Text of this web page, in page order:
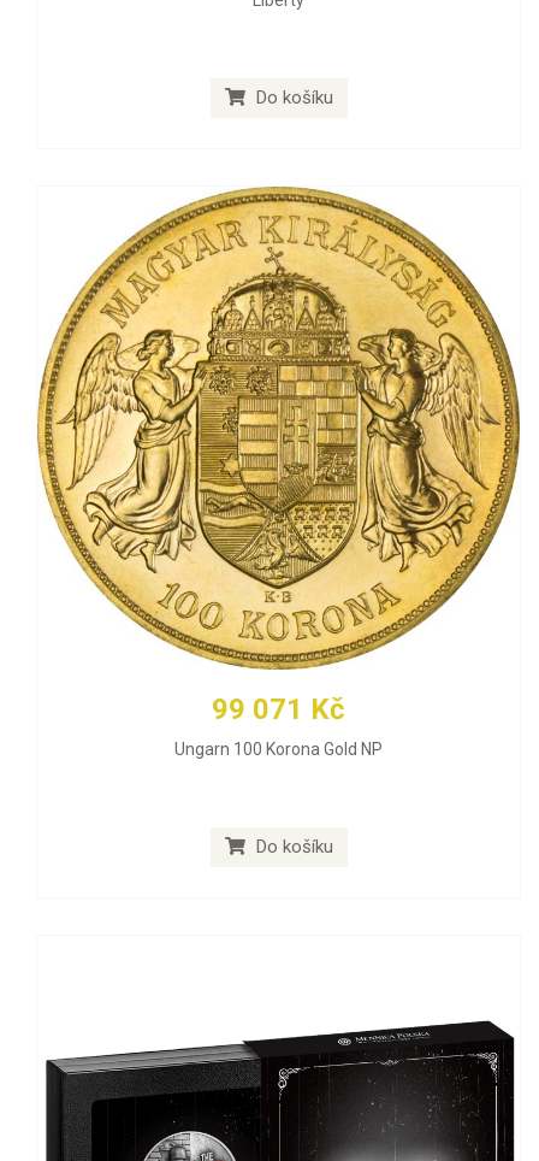
Do košíku
99 071 Kč
Ungarn 100 Korona Gold NP
Do košíku